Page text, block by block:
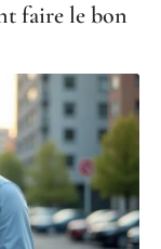
faire le bon